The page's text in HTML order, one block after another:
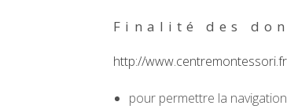
Finalité des
http://www.centremontessori.fr
pour permettre la